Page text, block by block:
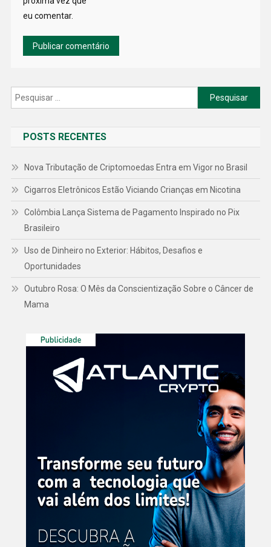
eu comentar.
Pesquisar
por:
POSTS RECENTES
Nova Tributação de Criptomoedas Entra em Vigor no Brasil
Cigarros Eletrônicos Estão Viciando Crianças em Nicotina
Colômbia Lança Sistema de Pagamento Inspirado no Pix
Brasileiro
Uso de Dinheiro no Exterior: Hábitos, Desafios e
Oportunidades
Outubro Rosa: O Mês da Conscientização Sobre o Câncer de
Mama